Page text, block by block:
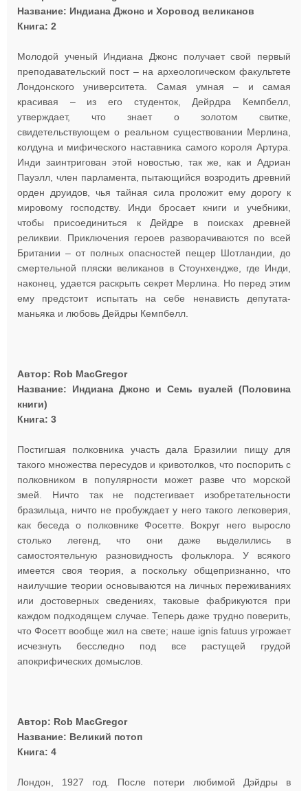
Название: Индиана Джонс и Хоровод великанов
Книга: 2
Молодой ученый Индиана Джонс получает свой первый
преподавательский пост – на археологическом факультете
Лондонского университета. Самая умная – и самая
красивая – из его студенток, Дейрдра Кемпбелл,
утверждает, что знает о золотом свитке,
свидетельствующем о реальном существовании Мерлина,
колдуна и мифического наставника самого короля Артура.
Инди заинтригован этой новостью, так же, как и Адриан
Пауэлл, член парламента, пытающийся возродить древний
орден друидов, чья тайная сила проложит ему дорогу к
мировому господству. Инди бросает книги и учебники,
чтобы присоединиться к Дейдре в поисках древней
реликвии. Приключения героев разворачиваются по всей
Британии – от полных опасностей пещер Шотландии, до
смертельной пляски великанов в Стоунхендже, где Инди,
наконец, удается раскрыть секрет Мерлина. Но перед этим
ему предстоит испытать на себе ненависть депутата-
маньяка и любовь Дейдры Кемпбелл.
Автор: Rob MacGregor
Название: Индиана Джонс и Семь вуалей (Половина
книги)
Книга: 3
Постигшая полковника участь дала Бразилии пищу для
такого множества пересудов и кривотолков, что поспорить с
полковником в популярности может разве что морской
змей. Ничто так не подстегивает изобретательности
бразильца, ничто не пробуждает у него такого легковерия,
как беседа о полковнике Фосетте. Вокруг него выросло
столько легенд, что они даже выделились в
самостоятельную разновидность фольклора. У всякого
имеется своя теория, а поскольку общепризнанно, что
наилучшие теории основываются на личных переживаниях
или достоверных сведениях, таковые фабрикуются при
каждом подходящем случае. Теперь даже трудно поверить,
что Фосетт вообще жил на свете; наше ignis fatuus угрожает
исчезнуть бесследно под все растущей грудой
апокрифических домыслов.
Автор: Rob MacGregor
Название: Великий потоп
Книга: 4
Лондон, 1927 год. После потери любимой Дэйдры в